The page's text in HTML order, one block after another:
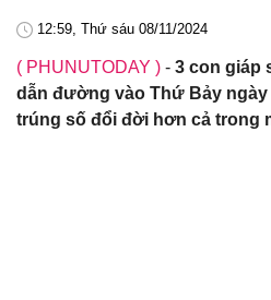
12:59, Thứ sáu 08/11/2024
( PHUNUTODAY ) - 3 con giáp
dẫn đường vào Thứ Bảy ngày
trúng số đổi đời hơn cả trong